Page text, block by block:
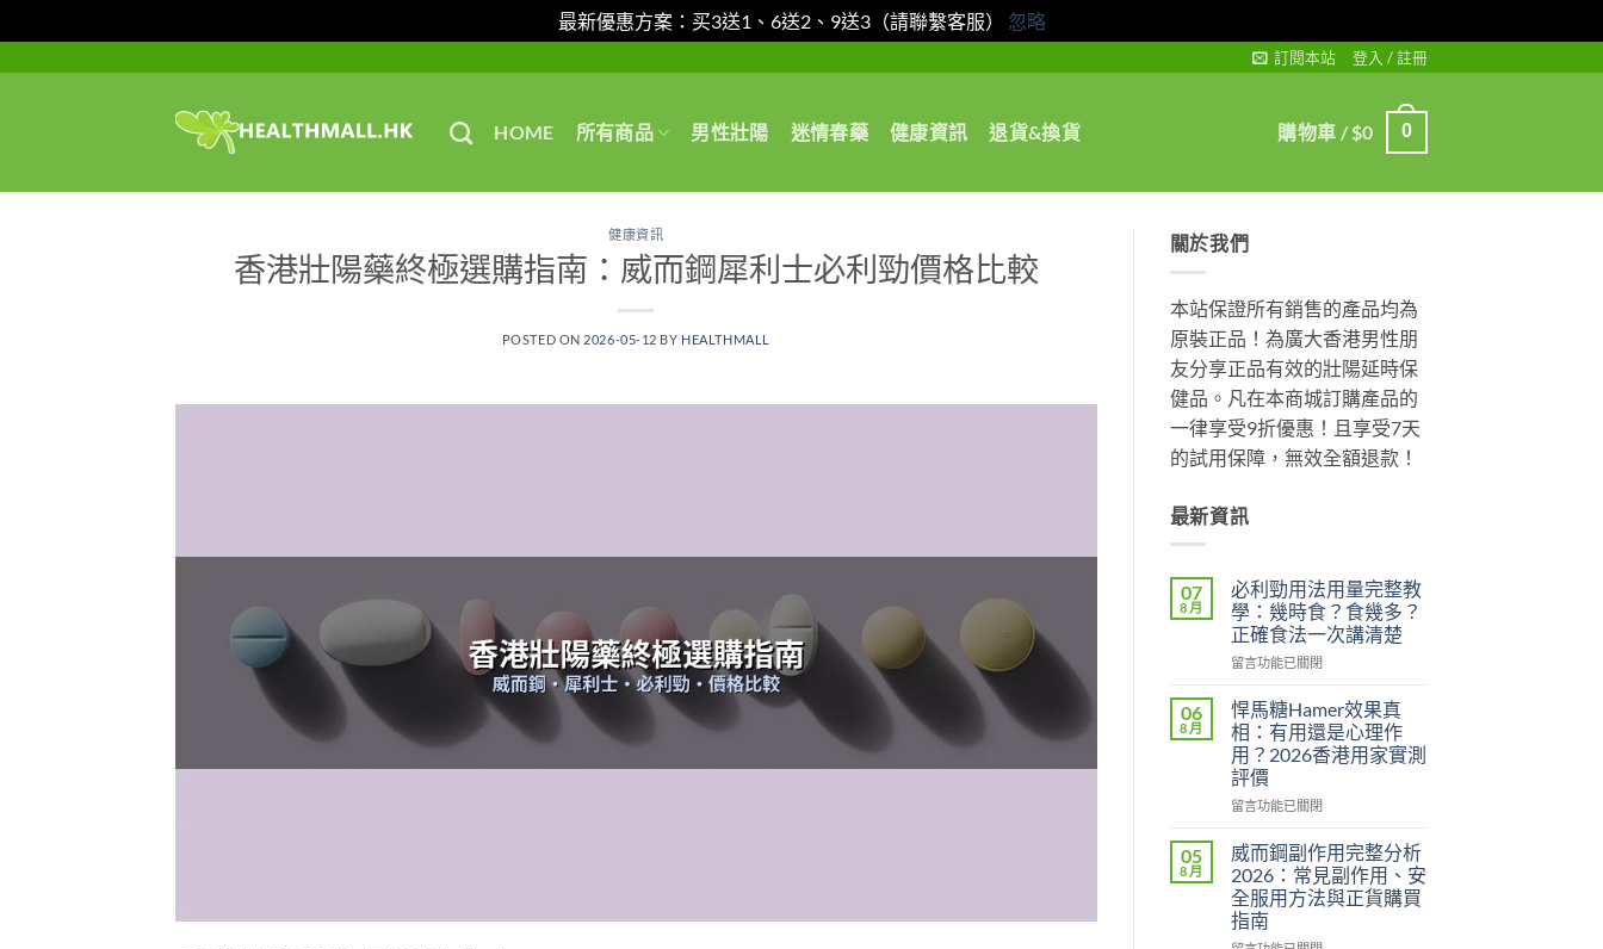
最新優惠方案：买3送1、6送2、9送3（請聯繫客服） 忽略
訂閱本站 登入 / 註冊
HOME 所有商品 男性壯陽 迷情春藥 健康資訊 退貨&換貨 購物車 /$0 0
健康資訊
香港壯陽藥終極選購指南：威而鋼犀利士必利勁價格比較
POSTED ON 2026-05-12 BY HEALTHMALL
關於我們
本站保證所有銷售的產品均為
原裝正品！為廣大香港男性朋
友分享正品有效的壯陽延時保
健品。凡在本商城訂購產品的
一律享受9折優惠！且享受7天
的試用保障，無效全額退款！
最新資訊
07
8 月
必利勁用法用量完整教
學：幾時食？食幾多？
正確食法一次講清楚
在
利
勁
用
法
用
量
整
教
學：
幾
時
食？
留言功能已關閉
06
8 月
悍馬糖Hamer效果真
相：有用還是心理作
用？2026香港用家實測
評價
在
馬
糖
Hamer
效
果
留言功能已關閉
05
8 月
威而鋼副作用完整分析
2026：常見副作用、安
全服用方法與正貨購買
指南